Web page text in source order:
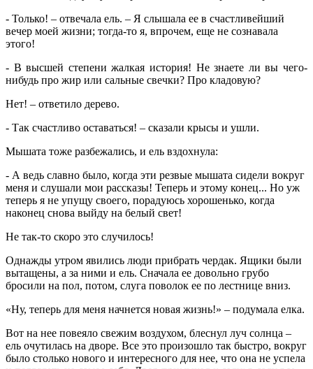
- Только! – отвечала ель. – Я слышала ее в счастливейший
вечер моей жизни; тогда-то я, впрочем, еще не сознавала
этого!
- В высшей степени жалкая история! Не знаете ли вы чего-
нибудь про жир или сальные свечки? Про кладовую?
Нет! – ответило дерево.
- Так счастливо оставаться! – сказали крысы и ушли.
Мышата тоже разбежались, и ель вздохнула:
- А ведь славно было, когда эти резвые мышата сидели вокруг
меня и слушали мои рассказы! Теперь и этому конец... Но уж
теперь я не упущу своего, порадуюсь хорошенько, когда
наконец снова выйду на белый свет!
Не так-то скоро это случилось!
Однажды утром явились люди прибрать чердак. Ящики были
вытащены, а за ними и ель. Сначала ее довольно грубо
бросили на пол, потом, слуга поволок ее по лестнице вниз.
«Ну, теперь для меня начнется новая жизнь!» – подумала елка.
Вот на нее повеяло свежим воздухом, блеснул луч солнца –
ель очутилась на дворе. Все это произошло так быстро, вокруг
было столько нового и интересного для нее, что она не успела